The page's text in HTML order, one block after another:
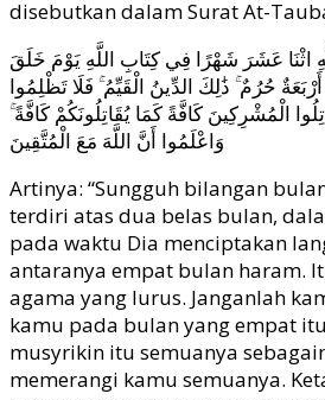
disebutkan dalam Surat At-
اثْنَا عَشَرَ شَهْرًا فِي كِتَابِ اللَّهِ يَوْمَ خَلَقَ
حُرُمٌ ۚ ذَٰلِكَ الدِّينُ الْقَيِّمُ ۚ فَلَا تَظْلِمُوا
الْمُشْرِكِينَ كَافَّةً كَمَا يُقَاتِلُونَكُمْ كَافَّةً
وَاعْلَمُوا أَنَّ اللَّهَ مَعَ الْمُتَّقِينَ
Artinya: “Sungguh bilangan
terdiri atas dua belas bulan,
pada waktu Dia menciptakan
antaranya empat bulan haram.
agama yang lurus. Janganlah
kamu pada bulan yang empat
musyrikin itu semuanya
memerangi kamu semuanya.